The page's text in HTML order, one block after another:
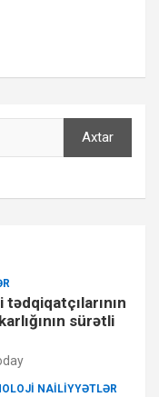
Axtar
sürətli
NAILIYYƏTLƏR